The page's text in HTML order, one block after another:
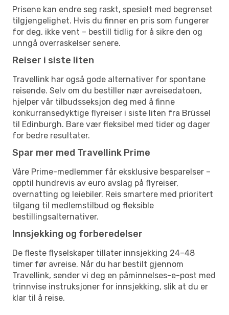
Prisene kan endre seg raskt, spesielt med begrenset
tilgjengelighet. Hvis du finner en pris som fungerer
for deg, ikke vent – bestill tidlig for å sikre den og
unngå overraskelser senere.
Reiser i siste liten
Travellink har også gode alternativer for spontane
reisende. Selv om du bestiller nær avreisedatoen,
hjelper vår tilbudsseksjon deg med å finne
konkurransedyktige flyreiser i siste liten fra Brüssel
til Edinburgh. Bare vær fleksibel med tider og dager
for bedre resultater.
Spar mer med Travellink Prime
Våre Prime-medlemmer får eksklusive besparelser –
opptil hundrevis av euro avslag på flyreiser,
overnatting og leiebiler. Reis smartere med prioritert
tilgang til medlemstilbud og fleksible
bestillingsalternativer.
Innsjekking og forberedelser
De fleste flyselskaper tillater innsjekking 24–48
timer før avreise. Når du har bestilt gjennom
Travellink, sender vi deg en påminnelses-e-post med
trinnvise instruksjoner for innsjekking, slik at du er
klar til å reise.